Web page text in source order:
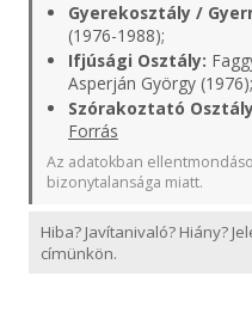
Gyerekosztály /
(1976-1988);
Ifjúsági Osztály:
Asperján György (1976);
Szórakoztató
Forrás
Az adatokban
bizonytalansága miatt.
Hiba? Javítanivaló? Hiány?
címünkön.